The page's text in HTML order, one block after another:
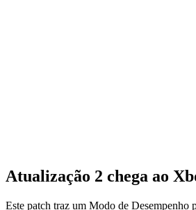
Atualização 2 chega ao
Este patch traz um Modo de Desempenho